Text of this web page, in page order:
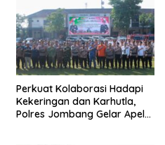
Perkuat Kolaborasi Hadapi
Kekeringan dan Karhutla,
Polres Jombang Gelar Apel